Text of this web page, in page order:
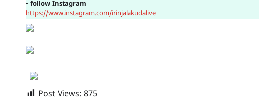
▪ follow Instagram
https://www.instagram.com/irinjalakudalive
Post Views: 875